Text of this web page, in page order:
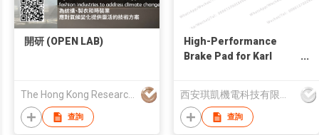
開研 (OPEN LAB)
The Hong Kong Research Institute of Textiles and Apparel Limited
查詢
High-Performance
Brake Pad for Karl
SEA, Russia, LATAM
西安琪凱機電科技有限公司
查詢